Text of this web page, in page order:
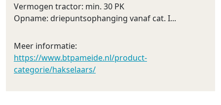
Vermogen tractor: min. 30 PK
Opname: driepuntsophanging vanaf cat. I...
Meer informatie:
https://www.btpameide.nl/product-
categorie/hakselaars/